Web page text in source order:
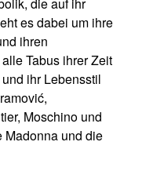
die auf ihr
es dabei um ihre
ihren
Tabus ihrer Zeit
ihr Lebensstil
Moschino und
Madonna und die